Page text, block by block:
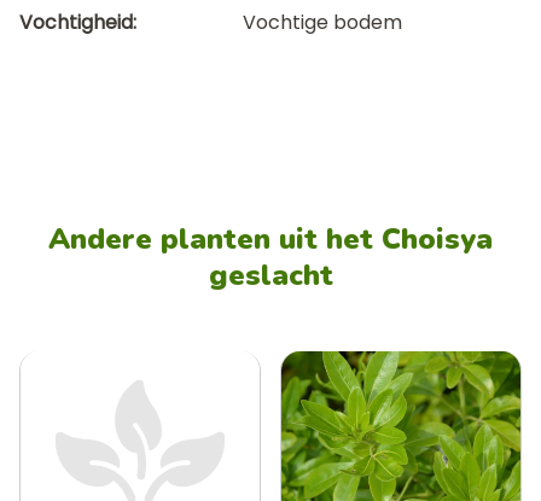
Vochtigheid
Vochtige bodem
Andere planten uit het Choisya
geslacht